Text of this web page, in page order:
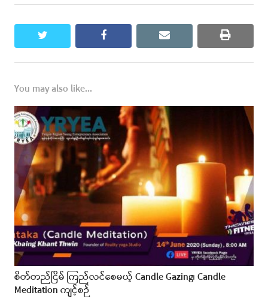
twitter facebook email print
You may also like...
စိတ်တည်ငြိမ် ကြည်လင်စေမယ့် Candle Gazing၊ Candle
Meditation ကျင့်စဉ်